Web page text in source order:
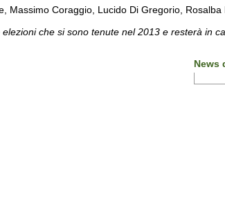
Massimo Coraggio, Lucido Di Gregorio,
che si sono tenute nel 2013 e resterà in
News